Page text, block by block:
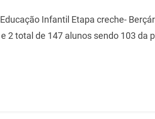
Infantil Etapa creche-
2 total de 147 alunos sendo 103 da